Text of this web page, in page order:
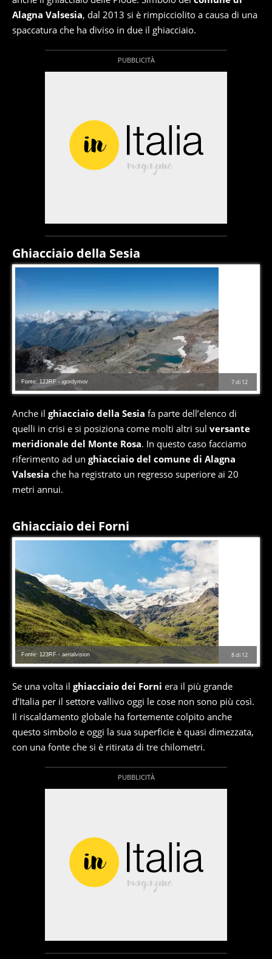
Alagna Valsesia, dal 2013 si è rimpicciolito a causa di una
spaccatura che ha diviso in due il ghiacciaio.
Ghiacciaio della Sesia
7di 12
Fonte: 123RF - igordymov
Anche il ghiacciaio della Sesia fa parte dell’elenco di
quelli in crisi e si posiziona come molti altri sul versante
meridionale del Monte Rosa. In questo caso facciamo
riferimento ad un ghiacciaio del comune di Alagna
Valsesia che ha registrato un regresso superiore ai 20
metri annui.
Ghiacciaio dei Forni
8di 12
Fonte: 123RF - aerialvision
Se una volta il ghiacciaio dei Forni era il più grande
d’Italia per il settore vallivo oggi le cose non sono più così.
Il riscaldamento globale ha fortemente colpito anche
questo simbolo e oggi la sua superficie è quasi dimezzata,
con una fonte che si è ritirata di tre chilometri.